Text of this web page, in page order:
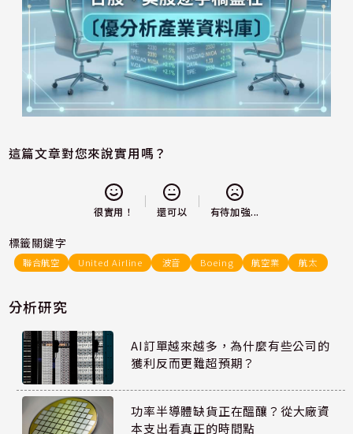
這篇文章對您來說實用嗎？
很實用！ 還可以 有待加強...
標籤關鍵字
聯合航空 United Airline 波音 Boeing 航空業 航太
分析研究
AI訂單越來越多，為什麼有些公司的
獲利反而更難超預期？
功率半導體缺貨正在醞釀？從大廠資
本支出看真正的時間點